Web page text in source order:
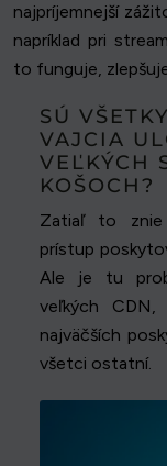
najpríjemnejší
napríklad pri
to funguje,
SÚ
VAJCIA
VEĽKÝCH
KOŠOCH?
Zatiaľ to znie
prístup
Ale je tu
veľkých CDN,
najväčších
všetci ostatní.